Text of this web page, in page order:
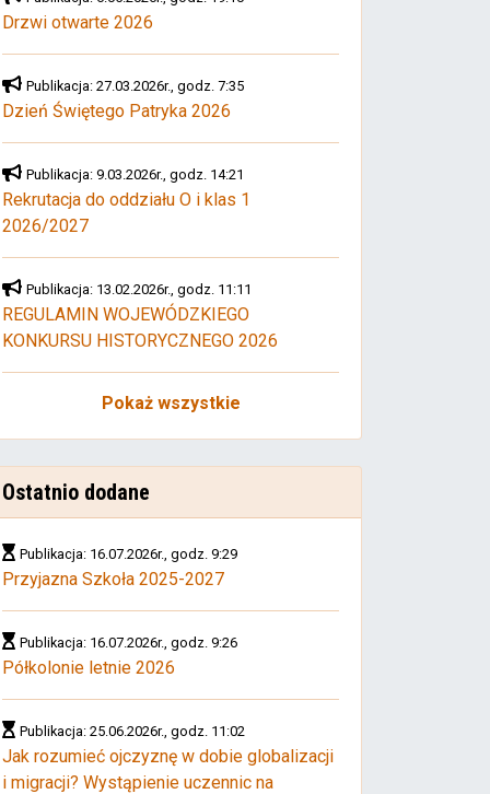
Drzwi otwarte 2026
Publikacja: 27.03.2026r., godz. 7:35
Dzień Świętego Patryka 2026
Publikacja: 9.03.2026r., godz. 14:21
Rekrutacja do oddziału O i klas 1
2026/2027
Publikacja: 13.02.2026r., godz. 11:11
REGULAMIN WOJEWÓDZKIEGO
KONKURSU HISTORYCZNEGO 2026
Pokaż wszystkie
Ostatnio dodane
Publikacja: 16.07.2026r., godz. 9:29
Przyjazna Szkoła 2025-2027
Publikacja: 16.07.2026r., godz. 9:26
Półkolonie letnie 2026
Publikacja: 25.06.2026r., godz. 11:02
Jak rozumieć ojczyznę w dobie globalizacji
i migracji? Wystąpienie uczennic na